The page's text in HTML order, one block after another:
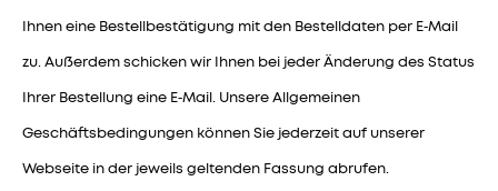
Ihnen eine Bestellbestätigung mit den Bestelldaten per E‑Mail
zu. Außerdem schicken wir Ihnen bei jeder Änderung des Status
Ihrer Bestellung eine E‑Mail. Unsere Allgemeinen
Geschäftsbedingungen können Sie jederzeit auf unserer
Webseite in der jeweils geltenden Fassung abrufen.